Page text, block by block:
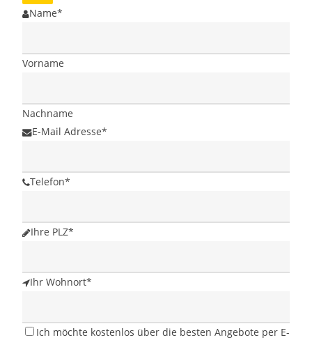
Name*
Vorname
Nachname
E-Mail Adresse*
Telefon*
Ihre PLZ*
Ihr Wohnort*
Ich möchte kostenlos über die besten Angebote per E-